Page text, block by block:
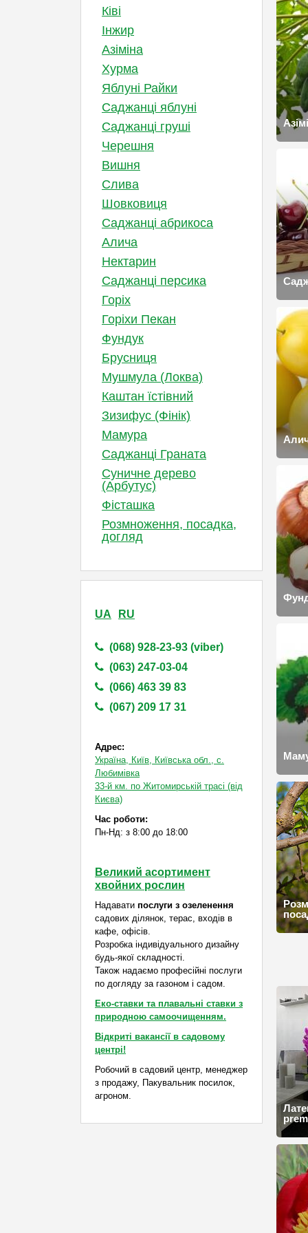
Ківі
Інжир
Азіміна
Хурма
Яблуні Райки
Саджанці яблуні
Саджанці груші
Черешня
Вишня
Слива
Шовковиця
Саджанці абрикоса
Алича
Нектарин
Саджанці персика
Горіх
Горіхи Пекан
Фундук
Брусниця
Мушмула (Локва)
Каштан їстівний
Зизифус (Фінік)
Мамура
Саджанці Граната
Суничне дерево
(Арбутус)
Фісташка
Розмноження, посадка,
догляд
RU
UA
(068) 928-23-93 (viber)
(063) 247-03-04
(066) 463 39 83
(067) 209 17 31
Адрес:
Україна, Київ, Київська обл., с.
Любимівка
33-й км. по Житомирській трасі (від
Києва)
Час роботи:
Пн-Нд: з 8:00 до 18:00
Великий асортимент
хвойних рослин
Надавати послуги з озеленення
садових ділянок, терас, входів в
кафе, офісів.
Розробка індивідуального дизайну
будь-якої складності.
Також надаємо професійні послуги
по догляду за газоном і садом.
Еко-ставки та плавальні ставки з
природною самоочищенням.
Відкриті вакансії в садовому
центрі!
Робочий в садовий центр, менеджер
з продажу, Пакувальник посилок,
агроном.